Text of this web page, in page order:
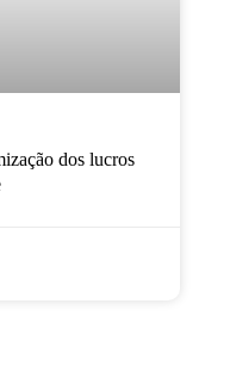
dos lucros